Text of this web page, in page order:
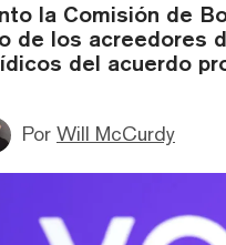
la Comisión de
de los acreedores
del acuerdo
Por Will McCurdy